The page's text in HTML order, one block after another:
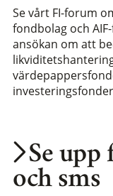
Se upp
och sms
Se vårt FI-forum
fondbolag och
ansökan om att